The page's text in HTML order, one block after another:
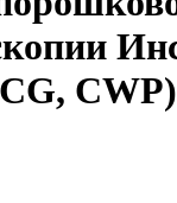
CWP)